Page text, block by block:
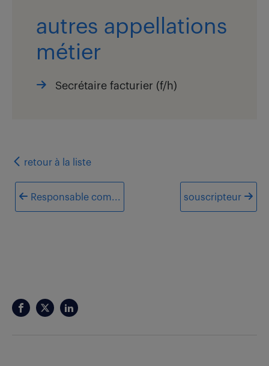
autres appellations
métier
Secrétaire facturier (f/h)
retour à la liste
Responsable com... souscripteur